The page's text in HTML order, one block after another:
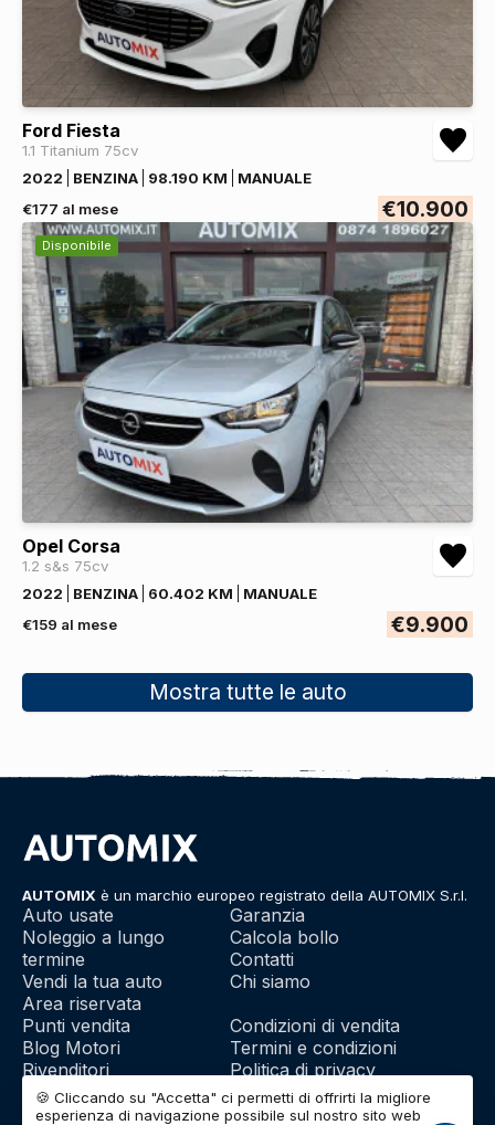
Ford Fiesta
1.1 Titanium 75cv
2022
BENZINA 98.190 KM
MANUALE
€177 al mese
€10.900
Disponibile
Opel Corsa
1.2 s&s 75cv
2022
BENZINA 60.402 KM
MANUALE
€159 al mese
€9.900
Mostra tutte le auto
AUTOMIX è un marchio europeo registrato della AUTOMIX S.r.l.
Auto usate
Noleggio a lungo
termine
Vendi la tua auto
Area riservata
Garanzia
Calcola bollo
Contatti
Chi siamo
Punti vendita
Blog Motori
Rivenditori
Franchising
Condizioni di vendita
Termini e condizioni
Politica di privacy
Utilizzo dei cookie
🍪 Cliccando su "Accetta" ci permetti di offrirti la migliore
esperienza di navigazione possibile sul nostro sito web